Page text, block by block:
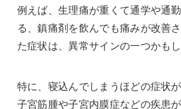
例えば、生理痛が重くて通学や通
る、鎮痛剤を飲んでも痛みが改善
た症状は、異常サインの一つかもし
特に、寝込んでしまうほどの症状が
子宮筋腫や子宮内膜症などの疾患